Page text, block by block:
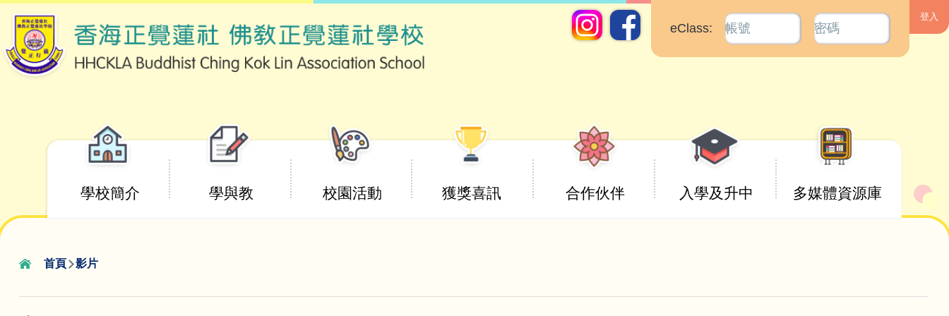
eClass:
navigation
學校簡介 學與教 校園活動 獲獎喜訊 合作伙伴 入學及升中 多媒體資源庫
導
首頁 影片